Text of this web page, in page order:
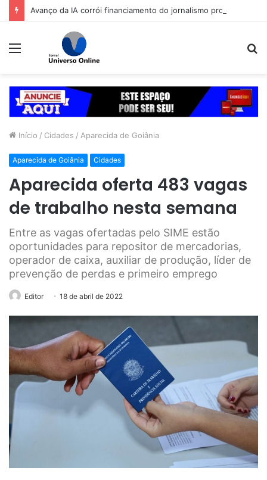
Menu
Início / Cidades / Aparecida de Goiânia
Aparecida de Goiânia Cidades
Aparecida oferta 483 vagas
de trabalho nesta semana
Entre as vagas ofertadas pelo SIME estão
oportunidades para repositor de mercadorias,
operador de caixa, auxiliar de produção, líder de
prevenção de perdas e primeiro emprego
Editor 18 de abril de 2022